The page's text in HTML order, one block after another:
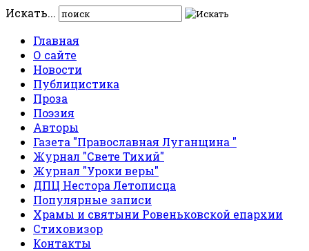
Искать...
Главная
О сайте
Новости
Публицистика
Проза
Поэзия
Авторы
Газета "Православная Луганщина "
Журнал "Свете Тихий"
Журнал "Уроки веры"
ДПЦ Нестора Летописца
Популярные записи
Храмы и святыни Ровеньковской епархии
Стиховизор
Контакты